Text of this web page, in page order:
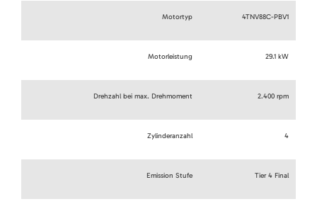
Motortyp 4TNV88C-PBV1
Motorleistung 29.1 kW
Drehzahl bei max. Drehmoment 2.400 rpm
Zylinderanzahl 4
Emission Stufe Tier 4 Final